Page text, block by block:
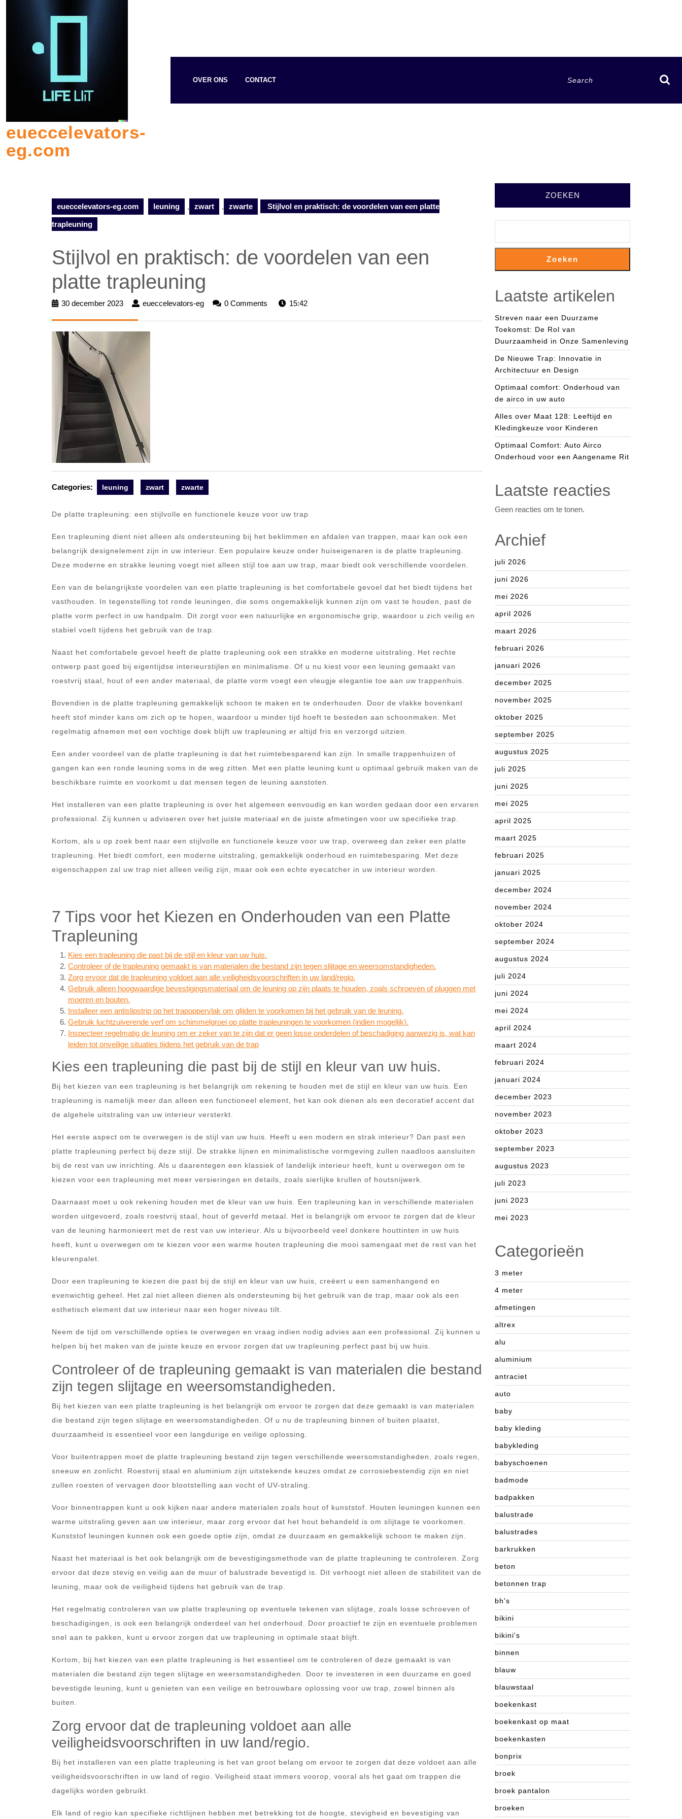
eueccelevators-
eg.com
OVER ONS CONTACT
eueccelevators-eg.com leuning , zwart , zwarte Stijlvol en praktisch: de voordelen van een platte
trapleuning
Stijlvol en praktisch: de voordelen van een
platte trapleuning
30 december 2023
30
eueccelevators-eg
eueccelevators-
0 Comments 15:42
Categories: leuning zwart zwarte
De platte trapleuning: een stijlvolle en functionele keuze voor uw trap
Een trapleuning dient niet alleen als ondersteuning bij het beklimmen en afdalen van trappen, maar kan ook een
belangrijk designelement zijn in uw interieur. Een populaire keuze onder huiseigenaren is de platte trapleuning.
Deze moderne en strakke leuning voegt niet alleen stijl toe aan uw trap, maar biedt ook verschillende voordelen.
Een van de belangrijkste voordelen van een platte trapleuning is het comfortabele gevoel dat het biedt tijdens het
vasthouden. In tegenstelling tot ronde leuningen, die soms ongemakkelijk kunnen zijn om vast te houden, past de
platte vorm perfect in uw handpalm. Dit zorgt voor een natuurlijke en ergonomische grip, waardoor u zich veilig en
stabiel voelt tijdens het gebruik van de trap.
Naast het comfortabele gevoel heeft de platte trapleuning ook een strakke en moderne uitstraling. Het rechte
ontwerp past goed bij eigentijdse interieurstijlen en minimalisme. Of u nu kiest voor een leuning gemaakt van
roestvrij staal, hout of een ander materiaal, de platte vorm voegt een vleugje elegantie toe aan uw trappenhuis.
Bovendien is de platte trapleuning gemakkelijk schoon te maken en te onderhouden. Door de vlakke bovenkant
heeft stof minder kans om zich op te hopen, waardoor u minder tijd hoeft te besteden aan schoonmaken. Met
regelmatig afnemen met een vochtige doek blijft uw trapleuning er altijd fris en verzorgd uitzien.
Een ander voordeel van de platte trapleuning is dat het ruimtebesparend kan zijn. In smalle trappenhuizen of
gangen kan een ronde leuning soms in de weg zitten. Met een platte leuning kunt u optimaal gebruik maken van de
beschikbare ruimte en voorkomt u dat mensen tegen de leuning aanstoten.
Het installeren van een platte trapleuning is over het algemeen eenvoudig en kan worden gedaan door een ervaren
professional. Zij kunnen u adviseren over het juiste materiaal en de juiste afmetingen voor uw specifieke trap.
Kortom, als u op zoek bent naar een stijlvolle en functionele keuze voor uw trap, overweeg dan zeker een platte
trapleuning. Het biedt comfort, een moderne uitstraling, gemakkelijk onderhoud en ruimtebesparing. Met deze
eigenschappen zal uw trap niet alleen veilig zijn, maar ook een echte eyecatcher in uw interieur worden.
7 Tips voor het Kiezen en Onderhouden van een Platte
Trapleuning
Kies een trapleuning die past bij de stijl en kleur van uw huis.
Controleer of de trapleuning gemaakt is van materialen die bestand zijn tegen slijtage en weersomstandigheden.
Zorg ervoor dat de trapleuning voldoet aan alle veiligheidsvoorschriften in uw land/regio.
Gebruik alleen hoogwaardige bevestigingsmateriaal om de leuning op zijn plaats te houden, zoals schroeven of pluggen met
moeren en bouten.
Installeer een antislipstrip op het trapoppervlak om glijden te voorkomen bij het gebruik van de leuning.
Gebruik luchtzuiverende verf om schimmelgroei op platte trapleuningen te voorkomen (indien mogelijk).
Inspecteer regelmatig de leuning om er zeker van te zijn dat er geen losse onderdelen of beschadiging aanwezig is, wat kan
leiden tot onveilige situaties tijdens het gebruik van de trap
Kies een trapleuning die past bij de stijl en kleur van uw huis.
Bij het kiezen van een trapleuning is het belangrijk om rekening te houden met de stijl en kleur van uw huis. Een
trapleuning is namelijk meer dan alleen een functioneel element, het kan ook dienen als een decoratief accent dat
de algehele uitstraling van uw interieur versterkt.
Het eerste aspect om te overwegen is de stijl van uw huis. Heeft u een modern en strak interieur? Dan past een
platte trapleuning perfect bij deze stijl. De strakke lijnen en minimalistische vormgeving zullen naadloos aansluiten
bij de rest van uw inrichting. Als u daarentegen een klassiek of landelijk interieur heeft, kunt u overwegen om te
kiezen voor een trapleuning met meer versieringen en details, zoals sierlijke krullen of houtsnijwerk.
Daarnaast moet u ook rekening houden met de kleur van uw huis. Een trapleuning kan in verschillende materialen
worden uitgevoerd, zoals roestvrij staal, hout of geverfd metaal. Het is belangrijk om ervoor te zorgen dat de kleur
van de leuning harmonieert met de rest van uw interieur. Als u bijvoorbeeld veel donkere houttinten in uw huis
heeft, kunt u overwegen om te kiezen voor een warme houten trapleuning die mooi samengaat met de rest van het
kleurenpalet.
Door een trapleuning te kiezen die past bij de stijl en kleur van uw huis, creëert u een samenhangend en
evenwichtig geheel. Het zal niet alleen dienen als ondersteuning bij het gebruik van de trap, maar ook als een
esthetisch element dat uw interieur naar een hoger niveau tilt.
Neem de tijd om verschillende opties te overwegen en vraag indien nodig advies aan een professional. Zij kunnen u
helpen bij het maken van de juiste keuze en ervoor zorgen dat uw trapleuning perfect past bij uw huis.
Controleer of de trapleuning gemaakt is van materialen die bestand
zijn tegen slijtage en weersomstandigheden.
Bij het kiezen van een platte trapleuning is het belangrijk om ervoor te zorgen dat deze gemaakt is van materialen
die bestand zijn tegen slijtage en weersomstandigheden. Of u nu de trapleuning binnen of buiten plaatst,
duurzaamheid is essentieel voor een langdurige en veilige oplossing.
Voor buitentrappen moet de platte trapleuning bestand zijn tegen verschillende weersomstandigheden, zoals regen,
sneeuw en zonlicht. Roestvrij staal en aluminium zijn uitstekende keuzes omdat ze corrosiebestendig zijn en niet
zullen roesten of vervagen door blootstelling aan vocht of UV-straling.
Voor binnentrappen kunt u ook kijken naar andere materialen zoals hout of kunststof. Houten leuningen kunnen een
warme uitstraling geven aan uw interieur, maar zorg ervoor dat het hout behandeld is om slijtage te voorkomen.
Kunststof leuningen kunnen ook een goede optie zijn, omdat ze duurzaam en gemakkelijk schoon te maken zijn.
Naast het materiaal is het ook belangrijk om de bevestigingsmethode van de platte trapleuning te controleren. Zorg
ervoor dat deze stevig en veilig aan de muur of balustrade bevestigd is. Dit verhoogt niet alleen de stabiliteit van de
leuning, maar ook de veiligheid tijdens het gebruik van de trap.
Het regelmatig controleren van uw platte trapleuning op eventuele tekenen van slijtage, zoals losse schroeven of
beschadigingen, is ook een belangrijk onderdeel van het onderhoud. Door proactief te zijn en eventuele problemen
snel aan te pakken, kunt u ervoor zorgen dat uw trapleuning in optimale staat blijft.
Kortom, bij het kiezen van een platte trapleuning is het essentieel om te controleren of deze gemaakt is van
materialen die bestand zijn tegen slijtage en weersomstandigheden. Door te investeren in een duurzame en goed
bevestigde leuning, kunt u genieten van een veilige en betrouwbare oplossing voor uw trap, zowel binnen als
buiten.
Zorg ervoor dat de trapleuning voldoet aan alle
veiligheidsvoorschriften in uw land/regio.
Bij het installeren van een platte trapleuning is het van groot belang om ervoor te zorgen dat deze voldoet aan alle
veiligheidsvoorschriften in uw land of regio. Veiligheid staat immers voorop, vooral als het gaat om trappen die
dagelijks worden gebruikt.
Elk land of regio kan specifieke richtlijnen hebben met betrekking tot de hoogte, stevigheid en bevestiging van
ZOEKEN
Zoeken
Laatste artikelen
Streven naar een Duurzame
Toekomst: De Rol van
Duurzaamheid in Onze Samenleving
De Nieuwe Trap: Innovatie in
Architectuur en Design
Optimaal comfort: Onderhoud van
de airco in uw auto
Alles over Maat 128: Leeftijd en
Kledingkeuze voor Kinderen
Optimaal Comfort: Auto Airco
Onderhoud voor een Aangename Rit
Laatste reacties
Geen reacties om te tonen.
Archief
juli 2026
juni 2026
mei 2026
april 2026
maart 2026
februari 2026
januari 2026
december 2025
november 2025
oktober 2025
september 2025
augustus 2025
juli 2025
juni 2025
mei 2025
april 2025
maart 2025
februari 2025
januari 2025
december 2024
november 2024
oktober 2024
september 2024
augustus 2024
juli 2024
juni 2024
mei 2024
april 2024
maart 2024
februari 2024
januari 2024
december 2023
november 2023
oktober 2023
september 2023
augustus 2023
juli 2023
juni 2023
mei 2023
Categorieën
3 meter
4 meter
afmetingen
altrex
alu
aluminium
antraciet
auto
baby
baby kleding
babykleding
babyschoenen
badmode
badpakken
balustrade
balustrades
barkrukken
beton
betonnen trap
bh's
bikini
bikini's
binnen
blauw
blauwstaal
boekenkast
boekenkast op maat
boekenkasten
bonprix
broek
broek pantalon
broeken